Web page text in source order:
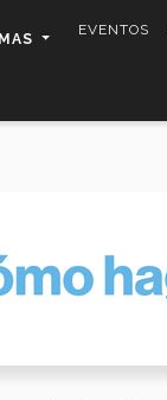
EVENTOS